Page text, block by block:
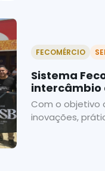
FECOMÉRCIO
Sistema
intercâmbio
no Paraná
Com o objetivo
inovações,